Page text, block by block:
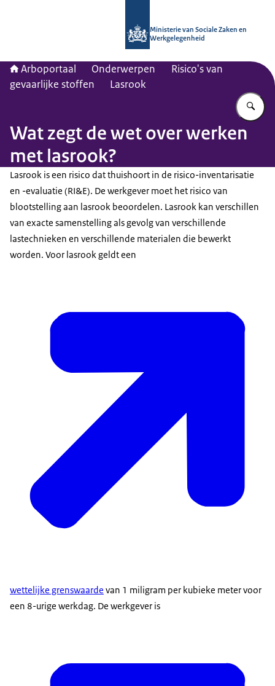
Ministerie van Sociale Zaken en
Werkgelegenheid
Arboportaal Onderwerpen
Risico's van
gevaarlijke stoffen
Lasrook
Wat zegt de wet over werken
met lasrook?
Lasrook is een risico dat thuishoort in de risico-inventarisatie
en -evaluatie (RI&E). De werkgever moet het risico van
blootstelling aan lasrook beoordelen. Lasrook kan verschillen
van exacte samenstelling als gevolg van verschillende
lastechnieken en verschillende materialen die bewerkt
worden. Voor lasrook geldt een
wettelijke grenswaarde van 1 miligram per kubieke meter voor
een 8-urige werkdag. De werkgever is